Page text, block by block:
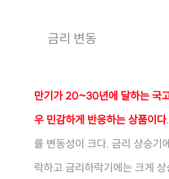
금리 변동
만기가 20~30년에 달하는 국
우 민감하게 반응하는 상품이다
률 변동성이 크다. 금리 상승기
락하고 금리하락기에는 크게